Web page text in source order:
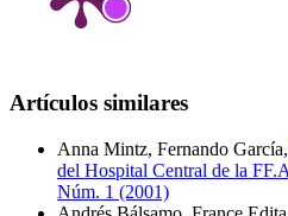
Artículos similares
Anna Mintz, Fernando García,
del Hospital Central de la
Núm. 1 (2001)